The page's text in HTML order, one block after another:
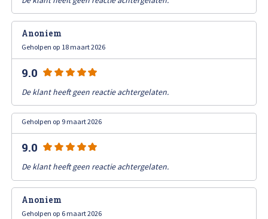
Hagelschade herstellen
Alle soorten Specialisme
Afspraak maken
Anoniem
Geholpen op 18 maart 2026
9.0
De klant heeft geen reactie achtergelaten.
Geholpen op 9 maart 2026
9.0
De klant heeft geen reactie achtergelaten.
Anoniem
Geholpen op 6 maart 2026